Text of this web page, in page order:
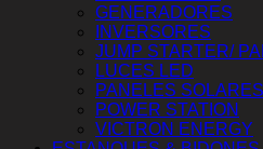
GENERADORES
INVERSORES
JUMP STARTER/
LUCES LED
PANELES SOLARES
POWER STATION
VICTRON ENERGY